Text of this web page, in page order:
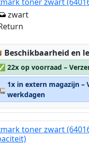
zwart
Lagerstatus:
Beschikbaarheid en
22x op voorraad –
1x in extern magazijn –
werkdagen
toner zwart